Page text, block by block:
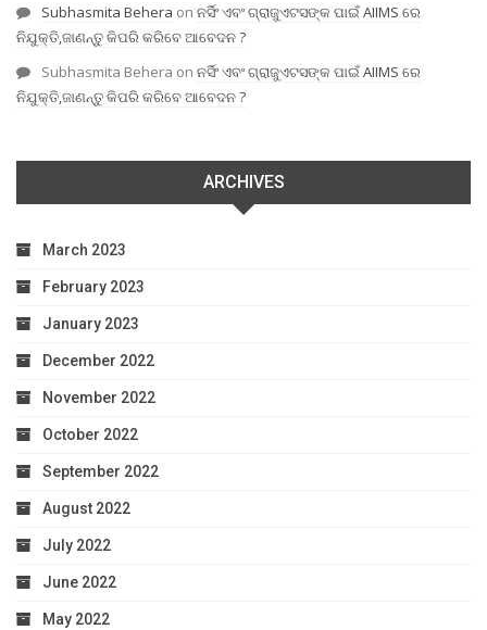
Subhasmita Behera on ନର୍ସିଂ ଏବଂ ଗ୍ରାଜୁଏଟସଙ୍କ ପାଇଁ AIIMS ରେ
ନିଯୁକ୍ତି,ଜାଣନ୍ତୁ କିପରି କରିବେ ଆବେଦନ ?
Subhasmita Behera on ନର୍ସିଂ ଏବଂ ଗ୍ରାଜୁଏଟସଙ୍କ ପାଇଁ AIIMS ରେ
ନିଯୁକ୍ତି,ଜାଣନ୍ତୁ କିପରି କରିବେ ଆବେଦନ ?
ARCHIVES
March 2023
February 2023
January 2023
December 2022
November 2022
October 2022
September 2022
August 2022
July 2022
June 2022
May 2022